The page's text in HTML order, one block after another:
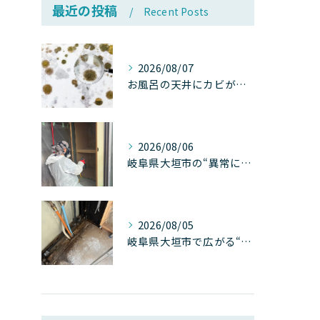
最近の投稿 Recent Posts
2026/08/07
お風呂の天井にカビが生えたら要注意！2026年8月の猛暑・高湿度で急増する浴室カビの原因と正しい対策
2026/08/06
岐阜県大垣市の“異常に高い気温”が建物内部を腐らせる──深層カビが爆発的に増える本当の理由
2026/08/05
岐阜県大垣市で広がる“深層カビ汚染”──なぜ除カビが必要なのか、建物内部で起きている見えない危機